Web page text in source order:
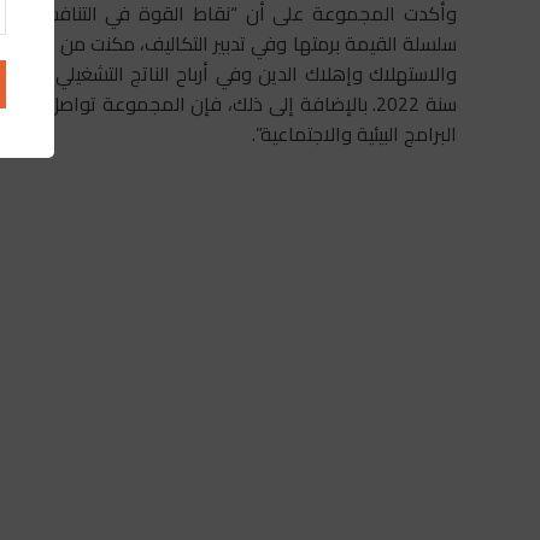
وأكدت المجموعة على أن “نقاط القوة في التنافسية،
سلسلة القيمة برمتها وفي تدبير التكاليف، مكنت من
والاستهلاك وإهلاك الدين وفي أرباح الناتج التشغيلي
سنة 2022. بالإضافة إلى ذلك، فإن المجموعة
البرامج البيئية والاجتماعية”.